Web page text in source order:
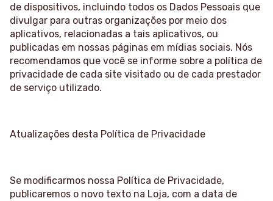
de dispositivos, incluindo todos os Dados Pessoais que
divulgar para outras organizações por meio dos
aplicativos, relacionadas a tais aplicativos, ou
publicadas em nossas páginas em mídias sociais. Nós
recomendamos que você se informe sobre a política de
privacidade de cada site visitado ou de cada prestador
de serviço utilizado.
Atualizações desta Política de Privacidade
Se modificarmos nossa Política de Privacidade,
publicaremos o novo texto na Loja, com a data de